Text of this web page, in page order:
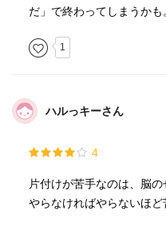
だ」で終わってしまうかも
1
ハルっキーさん
4
片付けが苦手なのは、脳の
やらなければやらないほど